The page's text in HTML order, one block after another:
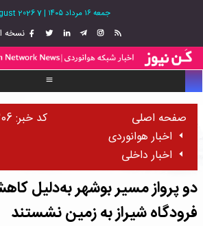
جمعه ۱۶ مرداد ۱۴۰۵ |
7 August 2026
نسخه
صفحه اصلی
اخبار هوانوردی
اخبار داخلی
کد خبر: 33306
دو پرواز مسیر بوشهر به‌دلیل
فرودگاه شیراز به زمین نشستند